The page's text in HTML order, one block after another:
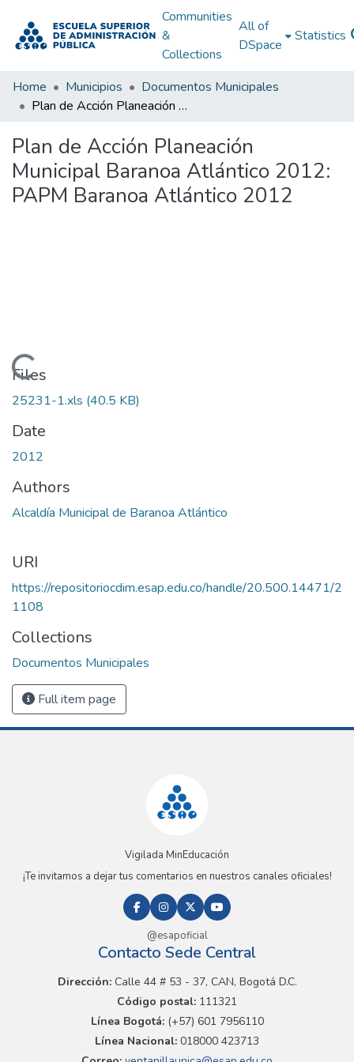
Communities
&
Collections
All of
DSpace
Statistics
Home Municipios
Documentos Municipales
Plan de Acción Planeación Municipal Baranoa Atlántico 2012: PAPM Baranoa Atlántico 2012
Plan de Acción Planeación
Municipal Baranoa Atlántico 2012:
PAPM Baranoa Atlántico 2012
Loading...
Files
25231-1.xls (40.5 KB)
Date
2012
Authors
Alcaldía Municipal de Baranoa Atlántico
URI
https://repositoriocdim.esap.edu.co/handle/20.500.14471/2
1108
Collections
Documentos Municipales
Full item page
Vigilada MinEducación
¡Te invitamos a dejar tus comentarios en nuestros canales oficiales!
@esapoficial
Contacto Sede Central
Dirección:Calle 44 # 53 - 37, CAN, Bogotá D.C.
Código postal: 111321
Línea Bogotá:(+57) 601 7956110
Línea Nacional: 018000 423713